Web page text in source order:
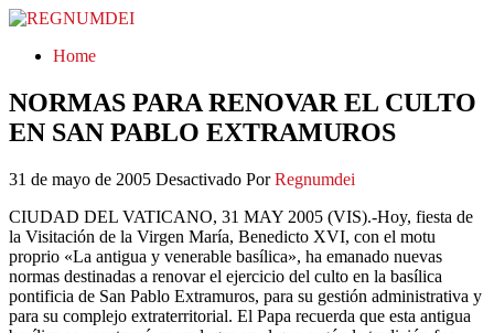
REGNUMDEI
Home
NORMAS PARA RENOVAR EL CULTO
EN SAN PABLO EXTRAMUROS
31 de mayo de 2005 Desactivado Por Regnumdei
CIUDAD DEL VATICANO, 31 MAY 2005 (VIS).-Hoy, fiesta de
la Visitación de la Virgen María, Benedicto XVI, con el motu
proprio «La antigua y venerable basílica», ha emanado nuevas
normas destinadas a renovar el ejercicio del culto en la basílica
pontificia de San Pablo Extramuros, para su gestión administrativa y
para su complejo extraterritorial. El Papa recuerda que esta antigua